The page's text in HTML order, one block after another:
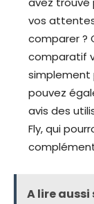
vos
comparer ?
comparatif
simplement
pouvez
avis des
Fly, qui
A lire aussi